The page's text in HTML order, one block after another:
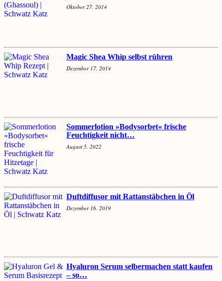
Oktober 27, 2014
Magic Shea Whip selbst rühren
Dezember 17, 2014
Sommerlotion »Bodysorbet« frische
Feuchtigkeit nicht…
August 5, 2022
Duftdiffusor mit Rattanstäbchen in Öl
Dezember 16, 2019
Hyaluron Serum selbermachen statt kaufen
– so…